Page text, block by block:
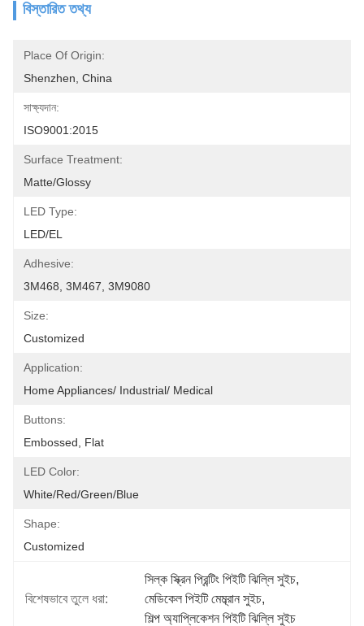
বিস্তারিত তথ্য
Place Of Origin:
Shenzhen, China
সাক্ষ্যদান:
ISO9001:2015
Surface Treatment:
Matte/Glossy
LED Type:
LED/EL
Adhesive:
3M468, 3M467, 3M9080
Size:
Customized
Application:
Home Appliances/ Industrial/ Medical
Buttons:
Embossed, Flat
LED Color:
White/Red/Green/Blue
Shape:
Customized
বিশেষভাবে তুলে ধরা:
সিল্ক স্ক্রিন প্রিন্টিং পিইটি ঝিল্লি সুইচ,
মেডিকেল পিইটি মেম্ব্রান সুইচ,
শিল্প অ্যাপ্লিকেশন পিইটি ঝিল্লি সুইচ